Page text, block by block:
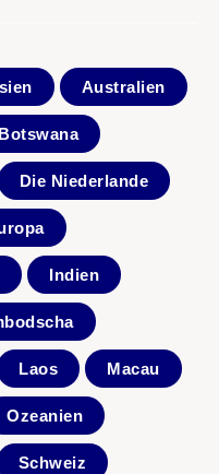
Australien
Botswana
Die Niederlande
Indien
Laos Macau
Ozeanien
Schweiz